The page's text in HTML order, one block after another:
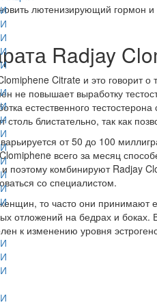
лютенизирующий гормон и
Radjay
Citrate и это говорит
не повышает выработку
естественного
блистательно, так как
от 50 до 100
всего за месяц
и поэтому комбинируют
со специалистом.
то часто они принимают
отложений на бедрах и
к изменению уровня